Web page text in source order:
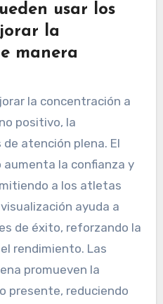
usar los
la
manera
la concentración a
positivo, la
atención plena. El
la confianza y
a los atletas
ayuda a
de éxito, reforzando la
rendimiento. Las
promueven la
presente, reduciendo